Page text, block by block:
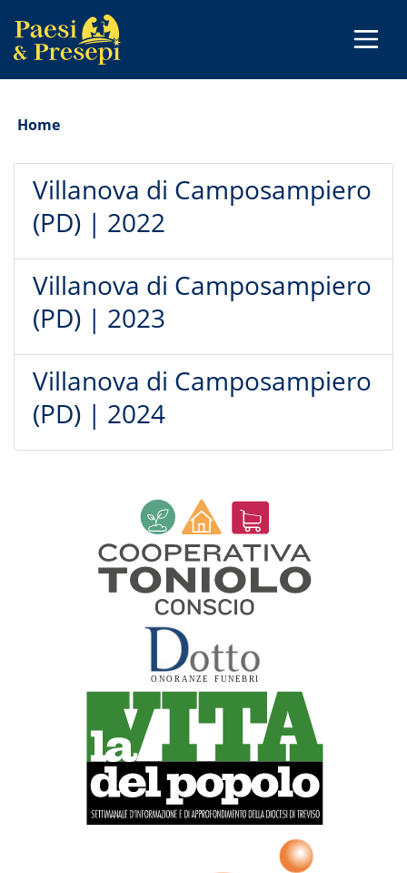
Home
Villanova di Camposampiero
(PD) | 2022
Villanova di Camposampiero
(PD) | 2023
Villanova di Camposampiero
(PD) | 2024